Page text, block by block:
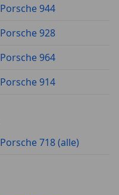
Porsche 944
Porsche 928
Porsche 964
Porsche 914
Porsche 718 (alle)